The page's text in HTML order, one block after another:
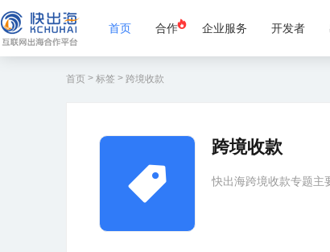
首页 合作 企业服务 开发者
首页 > 标签 > 跨境收款
跨境收款
快出海跨境收款专题主